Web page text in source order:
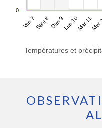
Ven 7Sam 8Dim 9Lun 10Mar 11
0
Températures et